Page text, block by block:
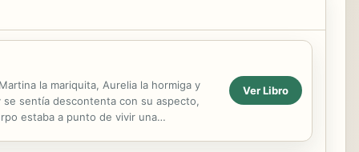
la mariquita, Aurelia la hormiga y
sentía descontenta con su aspecto,
estaba a punto de vivir una
Ver Libro